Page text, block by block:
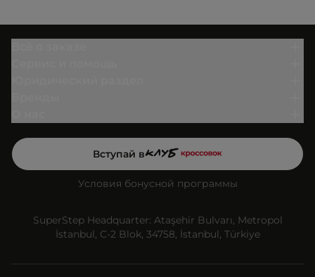
Вступай в
Условия бонусной программы
SuperStep Headquarter: Ataşehir Bulvarı, Metropol
İstanbul, C-2 Blok, 34758, İstanbul, Türkiye